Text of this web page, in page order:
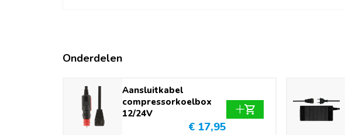
Onderdelen
Aansluitkabel
compressorkoelbox
12/24V
€ 17,95